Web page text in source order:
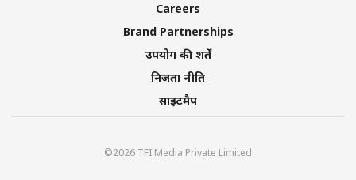
Careers
Brand Partnerships
उपयोग की शर्तें
निजता नीति
साइटमैप
©2026 TFI Media Private Limited